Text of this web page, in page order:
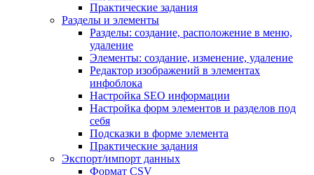
Практические задания
Разделы и элементы
Разделы: создание, расположение в меню,
удаление
Элементы: создание, изменение, удаление
Редактор изображений в элементах
инфоблока
Настройка SEO информации
Настройка форм элементов и разделов под
себя
Подсказки в форме элемента
Практические задания
Экспорт/импорт данных
Формат CSV